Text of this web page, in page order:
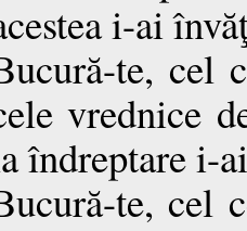
i-ai
te, cel
vrednice
îndreptare i-
te, cel